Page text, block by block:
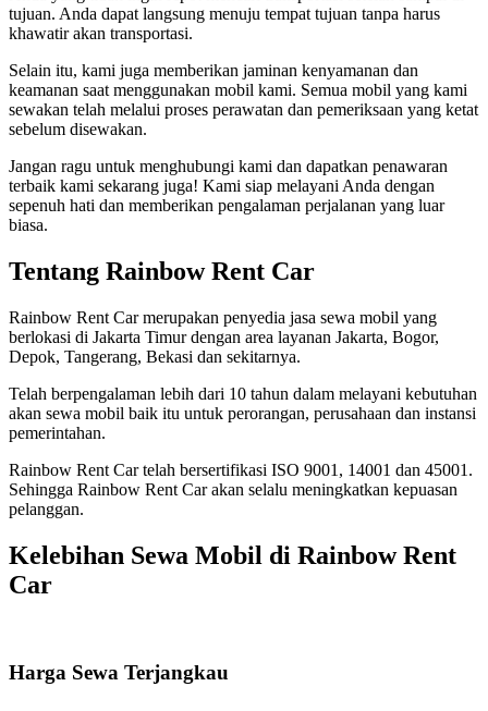
tujuan. Anda dapat langsung menuju tempat tujuan tanpa harus
khawatir akan transportasi.
Selain itu, kami juga memberikan jaminan kenyamanan dan
keamanan saat menggunakan mobil kami. Semua mobil yang kami
sewakan telah melalui proses perawatan dan pemeriksaan yang ketat
sebelum disewakan.
Jangan ragu untuk menghubungi kami dan dapatkan penawaran
terbaik kami sekarang juga! Kami siap melayani Anda dengan
sepenuh hati dan memberikan pengalaman perjalanan yang luar
biasa.
Tentang Rainbow Rent Car
Rainbow Rent Car merupakan penyedia jasa sewa mobil yang
berlokasi di Jakarta Timur dengan area layanan Jakarta, Bogor,
Depok, Tangerang, Bekasi dan sekitarnya.
Telah berpengalaman lebih dari 10 tahun dalam melayani kebutuhan
akan sewa mobil baik itu untuk perorangan, perusahaan dan instansi
pemerintahan.
Rainbow Rent Car telah bersertifikasi ISO 9001, 14001 dan 45001.
Sehingga Rainbow Rent Car akan selalu meningkatkan kepuasan
pelanggan.
Kelebihan Sewa Mobil di Rainbow Rent
Car
Harga Sewa Terjangkau